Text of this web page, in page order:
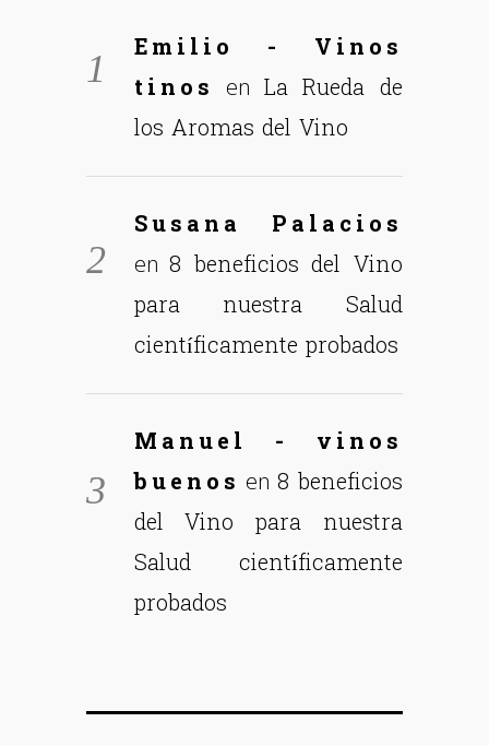
Emilio - Vinos
tinos
en La Rueda de
los Aromas del Vino
Susana Palacios
en8 beneficios del Vino
para nuestra Salud
científicamente probados
Manuel - vinos
buenos en8 beneficios
del Vino para nuestra
Salud científicamente
probados